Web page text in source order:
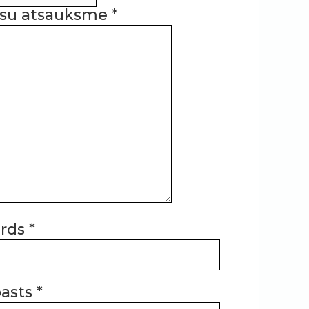
atsauksme *
*
*